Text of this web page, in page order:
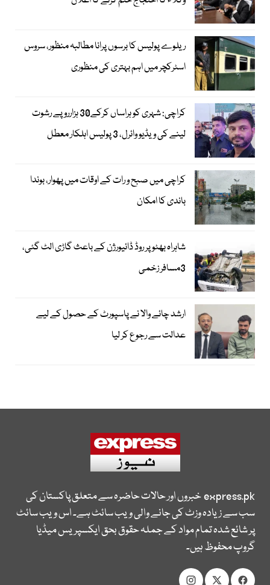
ریلوے پولیس کا برسوں پرانا مطالبہ منظور، سروس
اسٹرکچر میں اہم بہتری کی منظوری
کراچی: شہری کو ہراساں کرکے30 ہزارروپے رشوت
لینے کی ویڈیو وائرل، 3 پولیس اہلکار معطل
کراچی میں صبح و رات کے اوقات میں پھوار، بوندا
باندی کا امکان
شاہراہ بھٹو پر روڈ ڈائیورژن کے باعث گاڑی الٹ گئی،
3مسافر زخمی
ارشد چائے والا نے پاسپورٹ کے حصول کے لیے
عدالت سے رجوع کر لیا
express.pkخبروں اور حالات حاضرہ سے متعلق پاکستان کی
سب سے زیادہ وزٹ کی جانے والی ویب سائٹ ہے۔ اس ویب سائٹ
پر شائع شدہ تمام مواد کے جملہ حقوق بحق ایکسپریس میڈیا
گروپ محفوظ ہیں۔